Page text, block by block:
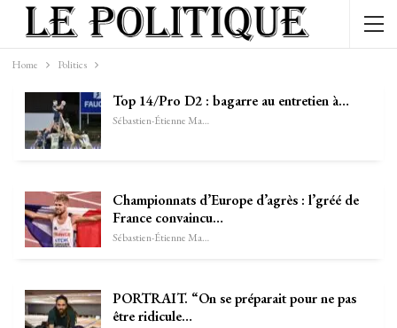
Home Politics
Top 14/Pro D2 : bagarre au entretien à…
Sébastien-Étienne Marechal
Championnats d’Europe d’agrès : l’gréé de
France convaincu…
Sébastien-Étienne Marechal
PORTRAIT. “On se préparait pour ne pas
être ridicule…